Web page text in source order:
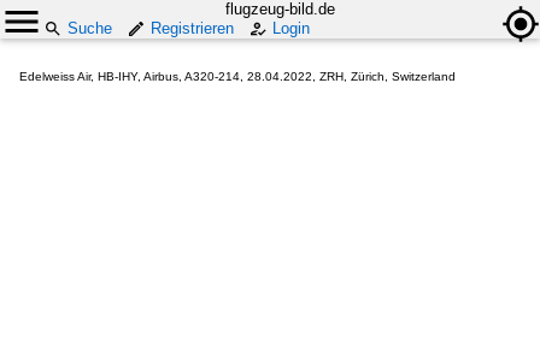
flugzeug-bild.de
Suche
Registrieren Login
Edelweiss Air, HB-IHY, Airbus, A320-214, 28.04.2022, ZRH, Zürich, Switzerland